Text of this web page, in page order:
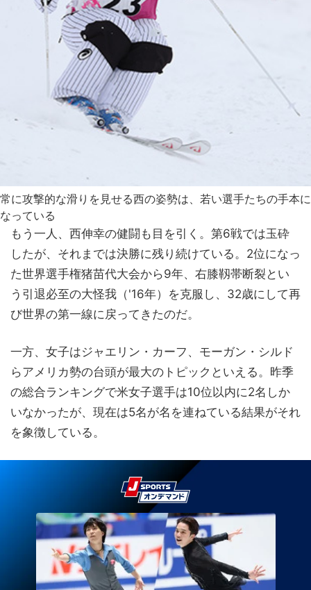
常に攻撃的な滑りを見せる西の姿勢は、若い選手たちの手本に
なっている
もう一人、西伸幸の健闘も目を引く。第6戦では玉砕
したが、それまでは決勝に残り続けている。2位になっ
た世界選手権猪苗代大会から9年、右膝靱帯断裂とい
う引退必至の大怪我（'16年）を克服し、32歳にして再
び世界の第一線に戻ってきたのだ。
一方、女子はジャエリン・カーフ、モーガン・シルド
らアメリカ勢の台頭が最大のトピックといえる。昨季
の総合ランキングで米女子選手は10位以内に2名しか
いなかったが、現在は5名が名を連ねている結果がそれ
を象徴している。